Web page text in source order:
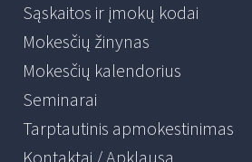
Sąskaitos ir įmokų kodai
Mokesčių žinynas
Mokesčių kalendorius
Seminarai
Tarptautinis apmokestinimas